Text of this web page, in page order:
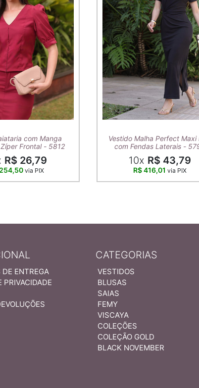
com Manga
Frontal - 5812
R$ 26,79
via PIX
Vestido Malha Perfect Maxi
com Fendas Laterais -
10x R$ 43,79
R$ 416,01via PIX
ENTREGA
PRIVACIDADE
CATEGORIAS
VESTIDOS
BLUSAS
SAIAS
FEMY
VISCAYA
COLEÇÕES
COLEÇÃO GOLD
BLACK NOVEMBER